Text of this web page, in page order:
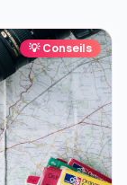
💡 Conseils